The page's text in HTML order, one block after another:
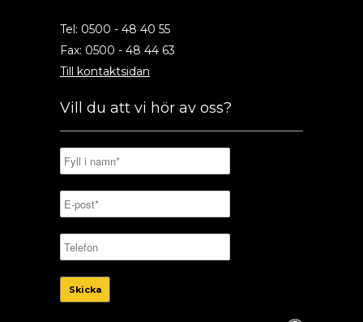
Tel: 0500 - 48 40 55
Fax: 0500 - 48 44 63
Till kontaktsidan
Vill du att vi hör av oss?